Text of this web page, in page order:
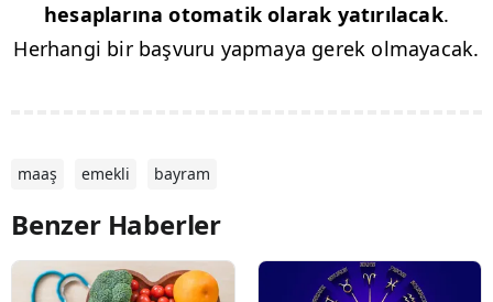
hesaplarına otomatik olarak yatırılacak.
Herhangi bir başvuru yapmaya gerek olmayacak.
maaş emekli bayram
Benzer Haberler